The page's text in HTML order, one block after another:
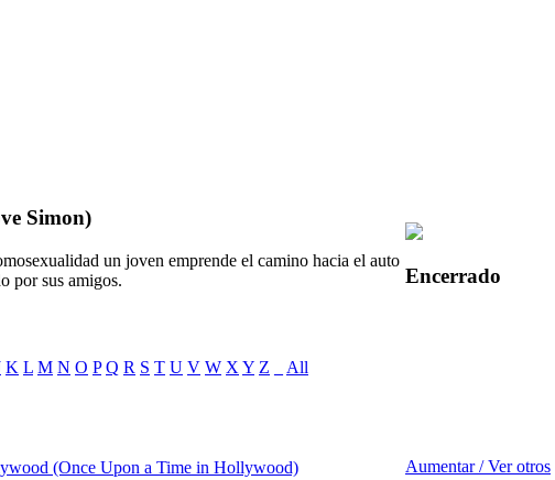
Simon)
un joven emprende el camino hacia el auto
por sus amigos.
K L M N O P Q R S T U V W X Y Z
All
(Once Upon a Time in Hollywood)
Encerrado
Aumentar / Ver otros